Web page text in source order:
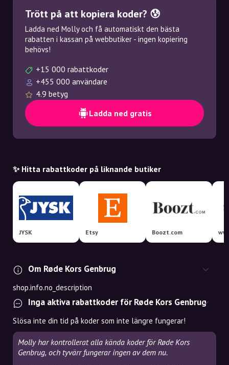
Trött på att kopiera koder? 😰
Ladda ned Molly och få automatiskt den bästa
rabatten i kassan på webbutiker - ingen kopiering
behövs!
+15 000 rabattkoder
+455 000 användare
4.9 betyg
Ladda ned gratis
✨ Hitta rabattkoder på liknande butiker
JYSK Etsy Boozt.com
Om Røde Kors Genbrug
shop.info.no_description
Inga aktiva rabattkoder för Røde Kors Genbrug
Slösa inte din tid på koder som inte längre fungerar!
Molly har kontrollerat alla kända koder för Røde Kors
Genbrug, och tyvärr fungerar ingen av dem nu.